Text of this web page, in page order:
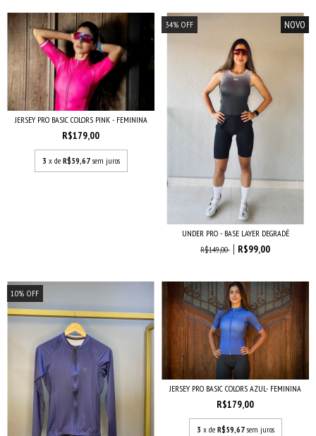
JERSEY PRO BASIC COLORS PINK - FEMININA
R$179,00
3 x de R$59,67 sem juros
34% OFF NOVO
UNDER PRO - BASE LAYER DEGRADÊ
R$149,00
R$99,00
10% OFF
JERSEY PRO BASIC COLORS AZUL- FEMININA
R$179,00
3 x de R$59,67 sem juros